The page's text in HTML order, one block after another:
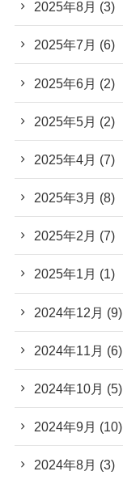
2025年8月 (3)
2025年7月 (6)
2025年6月 (2)
2025年5月 (2)
2025年4月 (7)
2025年3月 (8)
2025年2月 (7)
2025年1月 (1)
2024年12月 (9)
2024年11月 (6)
2024年10月 (5)
2024年9月 (10)
2024年8月 (3)